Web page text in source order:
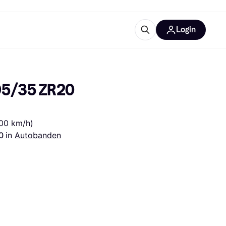
Login
35 ZR20
km/h)
in Autobanden